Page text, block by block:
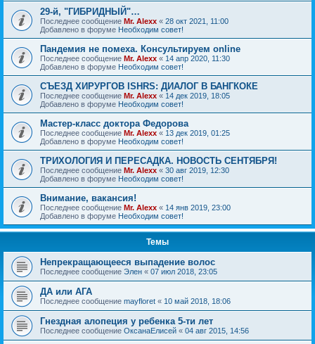
29-й, "ГИБРИДНЫЙ"…
Последнее сообщение Mr. Alexx « 28 окт 2021, 11:00
Добавлено в форуме Необходим совет!
Пандемия не помеха. Консультируем online
Последнее сообщение Mr. Alexx « 14 апр 2020, 11:30
Добавлено в форуме Необходим совет!
СЪЕЗД ХИРУРГОВ ISHRS: ДИАЛОГ В БАНГКОКЕ
Последнее сообщение Mr. Alexx « 14 дек 2019, 18:05
Добавлено в форуме Необходим совет!
Мастер-класс доктора Федорова
Последнее сообщение Mr. Alexx « 13 дек 2019, 01:25
Добавлено в форуме Необходим совет!
ТРИХОЛОГИЯ И ПЕРЕСАДКА. НОВОСТЬ СЕНТЯБРЯ!
Последнее сообщение Mr. Alexx « 30 авг 2019, 12:30
Добавлено в форуме Необходим совет!
Внимание, вакансия!
Последнее сообщение Mr. Alexx « 14 янв 2019, 23:00
Добавлено в форуме Необходим совет!
Темы
Непрекращающееся выпадение волос
Последнее сообщение Элен « 07 июл 2018, 23:05
ДА или АГА
Последнее сообщение mayfloret « 10 май 2018, 18:06
Гнездная алопеция у ребенка 5-ти лет
Последнее сообщение ОксанаЕлисей « 04 авг 2015, 14:56